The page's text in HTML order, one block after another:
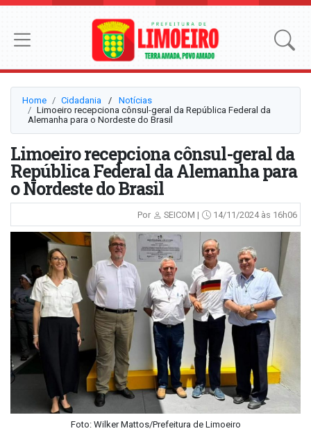
Home Cidadania ⠀/⠀ Notícias
Limoeiro recepciona cônsul-geral da República Federal da
Alemanha para o Nordeste do Brasil
Limoeiro recepciona cônsul-geral da
República Federal da Alemanha para
o Nordeste do Brasil
Por SEICOM | 14/11/2024 às 16h06
Foto: Wilker Mattos/Prefeitura de Limoeiro